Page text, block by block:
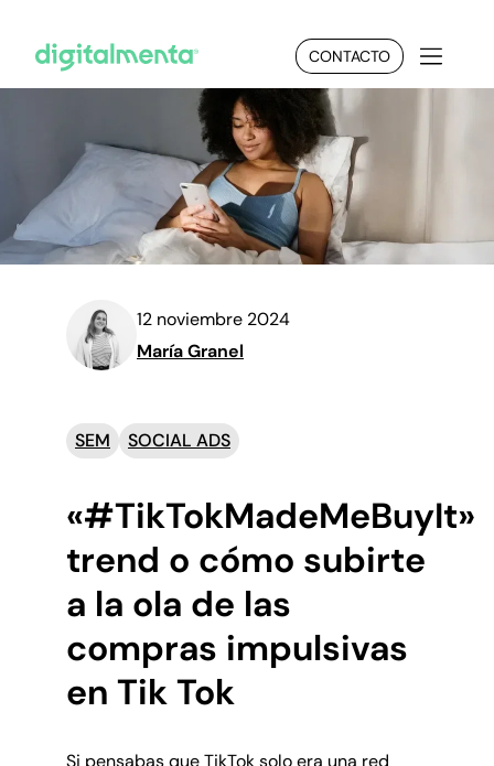
CONTACTO
12 noviembre 2024
María Granel
SEM SOCIAL ADS
«#TikTokMadeMeBuyIt»
trend o cómo subirte
a la ola de las
compras impulsivas
en Tik Tok
Si pensabas que TikTok solo era una red